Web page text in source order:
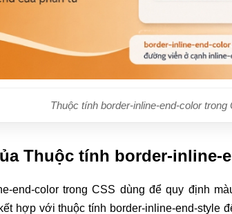
Thuộc tính border-inline-end-color trong
Thuộc tính border-inline-
end-color trong CSS dùng để quy định
hợp với thuộc tính border-inline-end-style